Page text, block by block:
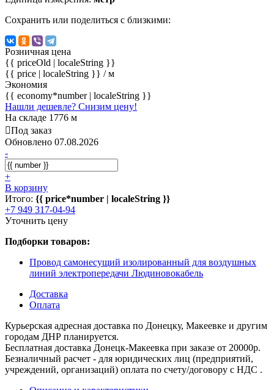
Сохранить или поделиться с близкими:
Розничная цена
{{ priceOld | localeString }}
{{ price | localeString }} / м
Экономия
{{ economy*number | localeString }}
Нашли дешевле? Снизим цену!
На складе 1776 м
Под заказ
Обновлено 07.08.2026
-
+
В корзину
Итого: {{ price*number | localeString }}
+7 949 317-04-94
Уточнить цену
Подборки товаров:
Провод самонесущий изолированный для воздушных
линий электропередачи Людиновокабель
Доставка
Оплата
Курьерская адресная доставка по Донецку, Макеевке и другим
городам ДНР планируется.
Бесплатная доставка Донецк-Макеевка при заказе от 20000р.
Безналичный расчет - для юридических лиц (предприятий,
учреждений, организаций) оплата по счету/договору с НДС .